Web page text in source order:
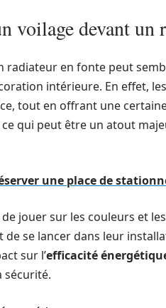
voilage devant un
radiateur en fonte peut
intérieure. En effet,
tout en offrant une
qui peut être un atout
une place de
jouer sur les couleurs et
de se lancer dans leur
sur l’efficacité
sécurité.